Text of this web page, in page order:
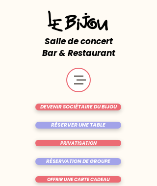
Salle de concert
Bar & Restaurant
RÉSERVER UNE TABLE
OFFRIR UNE CARTE CADEAU
DEVENIR SOCIÉTAIRE DU BIJOU
RÉSERVATION DE GROUPE
PRIVATISATION